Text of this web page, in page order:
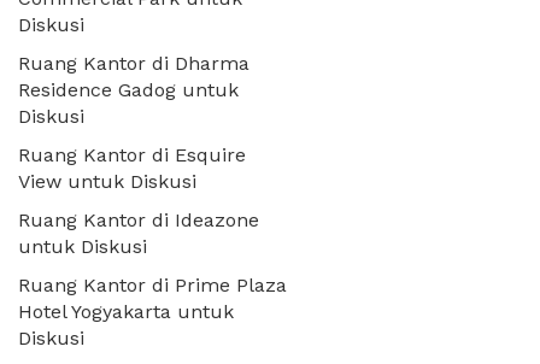
Diskusi
Ruang Kantor di Dharma
Residence Gadog untuk
Diskusi
Ruang Kantor di Esquire
View untuk Diskusi
Ruang Kantor di Ideazone
untuk Diskusi
Ruang Kantor di Prime Plaza
Hotel Yogyakarta untuk
Diskusi